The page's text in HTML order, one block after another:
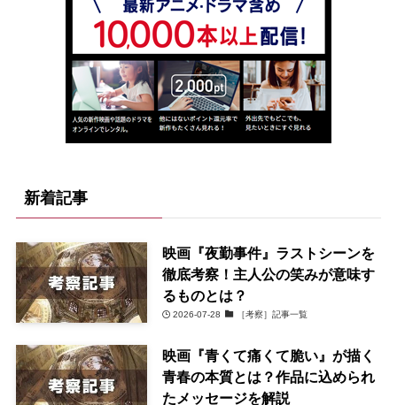
新着記事
映画『夜勤事件』ラストシーンを
徹底考察！主人公の笑みが意味す
るものとは？
2026-07-28 ［考察］記事一覧
映画『青くて痛くて脆い』が描く
青春の本質とは？作品に込められ
たメッセージを解説